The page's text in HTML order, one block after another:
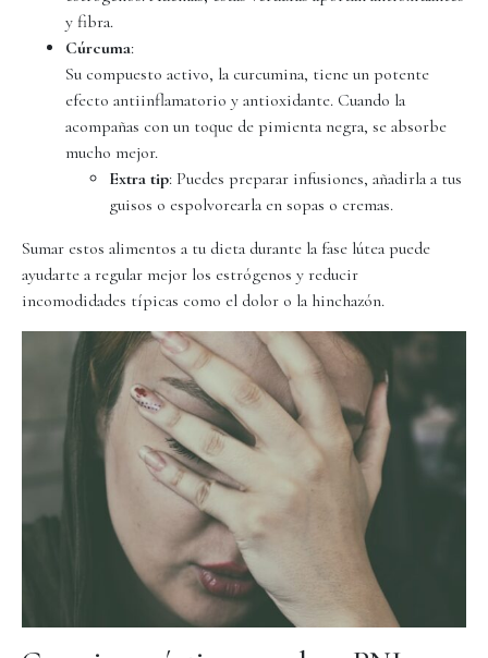
y fibra.
Cúrcuma:
Su compuesto activo, la curcumina, tiene un potente
efecto antiinflamatorio y antioxidante. Cuando la
acompañas con un toque de pimienta negra, se absorbe
mucho mejor.
Extra tip: Puedes preparar infusiones, añadirla a tus
guisos o espolvorearla en sopas o cremas.
Sumar estos alimentos a tu dieta durante la fase lútea puede
ayudarte a regular mejor los estrógenos y reducir
incomodidades típicas como el dolor o la hinchazón.